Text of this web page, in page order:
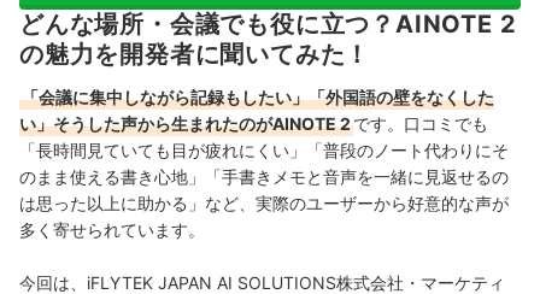
どんな場所・会議でも役に立つ？AINOTE 2
の魅力を開発者に聞いてみた！
「会議に集中しながら記録もしたい」「外国語の壁をなくした
い」そうした声から生まれたのがAINOTE 2です。口コミでも
「長時間見ていても目が疲れにくい」「普段のノート代わりにそ
のまま使える書き心地」「手書きメモと音声を一緒に見返せるの
は思った以上に助かる」など、実際のユーザーから好意的な声が
多く寄せられています。
今回は、iFLYTEK JAPAN AI SOLUTIONS株式会社・マーケティ